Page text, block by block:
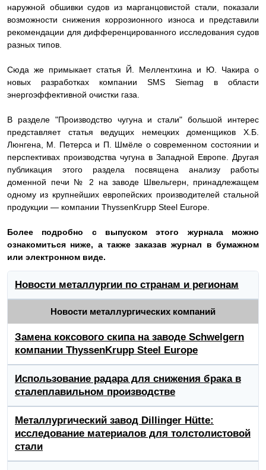
наружной обшивки судов из марганцовистой стали, показали
возможности снижения коррозионного износа и представили
рекомендации для дифференцированного исследования судов
разных типов.
Сюда же примыкает статья Й. Меллентхина и Ю. Чакира о
новых разработках компании SMS Siemag в области
энергоэффективной очистки газа.
В разделе "Производство чугуна и стали" большой интерес
представляет статья ведущих немецких доменщиков Х.Б.
Люнгена, М. Петерса и П. Шмёле о современном состоянии и
перспективах производства чугуна в Западной Европе. Другая
публикация этого раздела посвящена анализу работы
доменной печи № 2 на заводе Швельгерн, принадлежащем
одному из крупнейших европейских производителей стальной
продукции — компании ThyssenKrupp Steel Europe.
Более подробно с выпуском этого журнала можно
ознакомиться ниже, а также заказав журнал в бумажном
или электронном виде.
Новости металлургии по странам и регионам
Новости металлургических компаний
Замена коксового скипа на заводе Schwelgern
компании ThyssenKrupp Steel Europe
Использование радара для снижения брака в
сталеплавильном производстве
Металлургический завод Dillinger Hütte:
исследование материалов для толстолистовой
стали